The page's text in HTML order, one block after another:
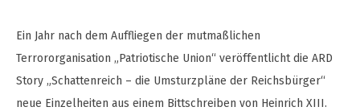
Ein Jahr nach dem Auffliegen der mutmaßlichen
Terrororganisation „Patriotische Union“ veröffentlicht die ARD
Story „Schattenreich – die Umsturzpläne der Reichsbürger“
neue Einzelheiten aus einem Bittschreiben von Heinrich XIII.